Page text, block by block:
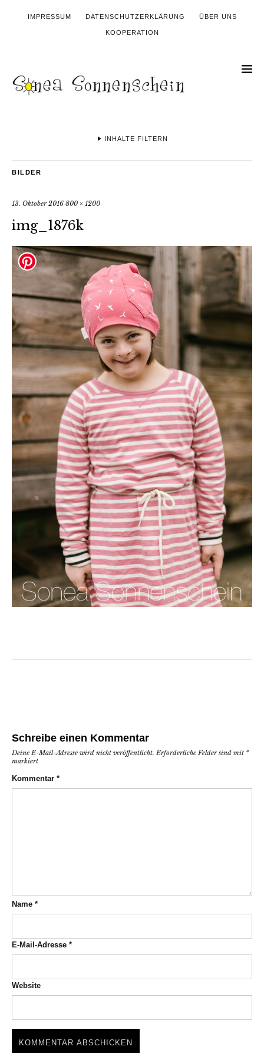
IMPRESSUM DATENSCHUTZERKLÄRUNG ÜBER UNS
KOOPERATION
INHALTE FILTERN
BILDER
13. Oktober 2016 800 × 1200
img_1876k
Schreibe einen Kommentar
Deine E-Mail-Adresse wird nicht veröffentlicht. Erforderliche Felder sind mit *
markiert
Kommentar *
Name *
E-Mail-Adresse *
Website